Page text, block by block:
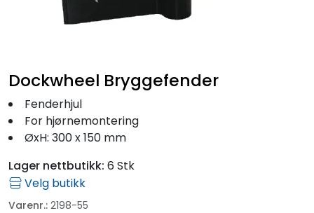
Dockwheel Bryggefender
Fenderhjul
For hjørnemontering
ØxH: 300 x 150 mm
Lager nettbutikk: 6 Stk
Velg butikk
Varenr.: 2198-55
Fritid/Sikkerhet
Seil
Kampanje